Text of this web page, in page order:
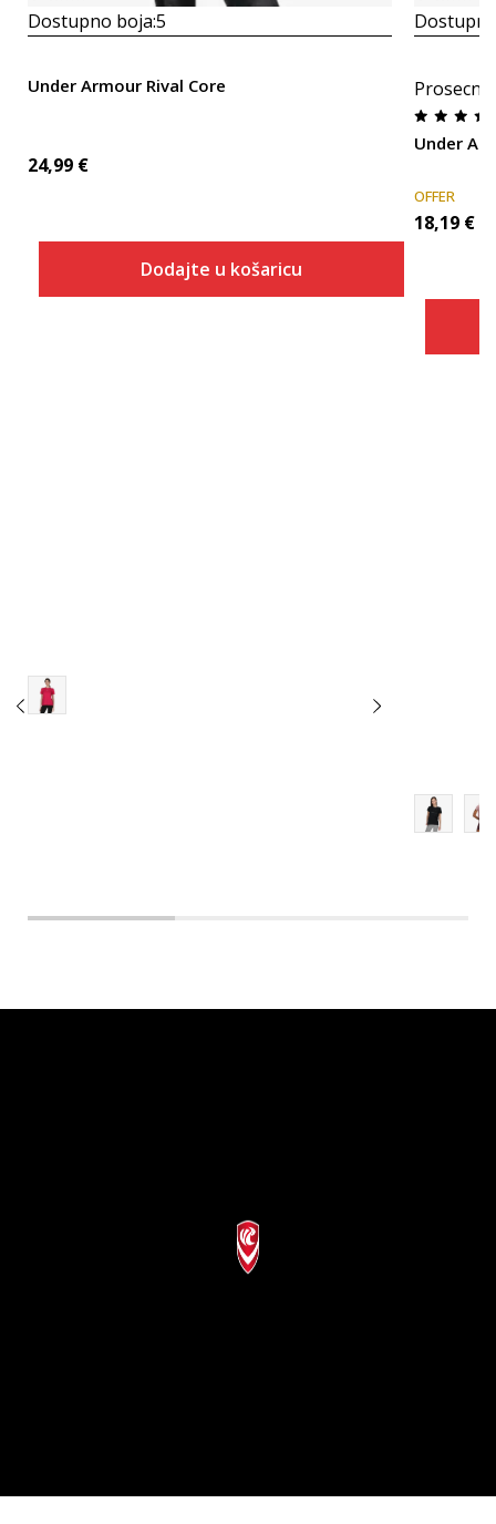
Dostupno boja:5
Under Armour Rival Core
24,99 €
Dodajte u košaricu
Under
OFFER
18,19 €